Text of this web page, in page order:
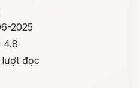
2025
4.8
đọc